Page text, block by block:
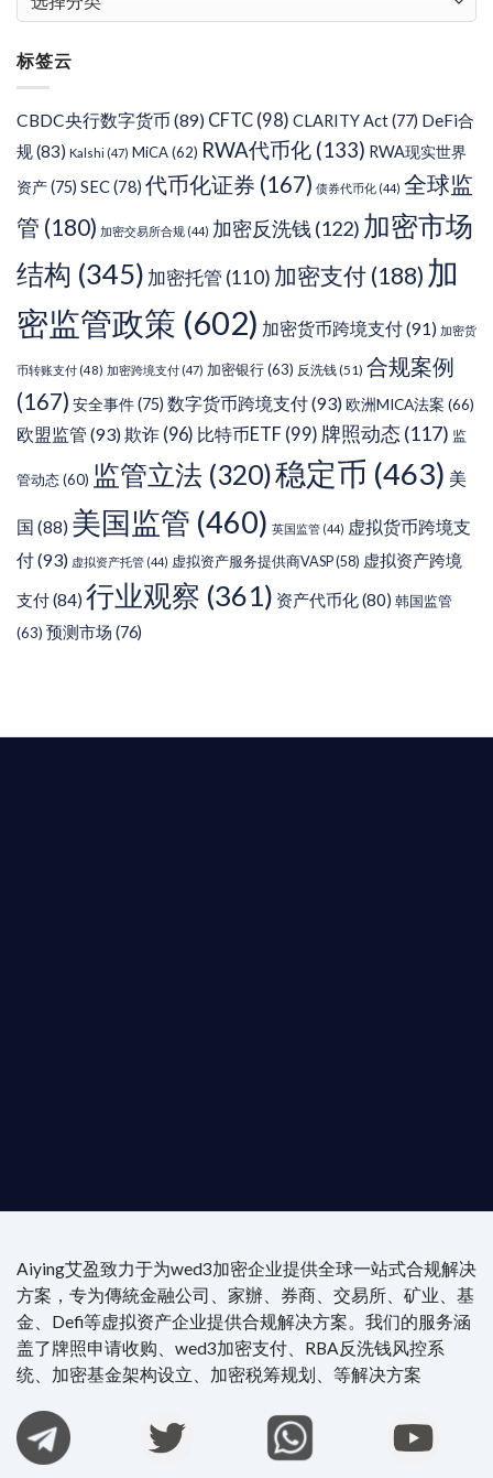
类
标签云
CBDC央行数字货币 (89) CFTC (98) CLARITY Act(77) DeFi合
规(83) Kalshi (47) MiCA(62) RWA代币化 (133) RWA现实世界
资产(75) SEC(78) 代币化证券 (167) 债券代币化 (44) 全球监
管 (180) 加密交易所合规 (44) 加密反洗钱 (122) 加密市场
结构 (345) 加密托管 (110) 加密支付 (188) 加
密监管政策 (602) 加密货币跨境支付(91) 加密货
币转账支付 (48) 加密跨境支付 (47) 加密银行(63) 反洗钱(51) 合规案例
(167) 安全事件(75) 数字货币跨境支付(93)欧洲MICA法案 (66)
欧盟监管 (93)欺诈 (96) 比特币ETF (99) 牌照动态 (117) 监
管动态(60) 监管立法 (320)稳定币 (463) 美
国 (88) 美国监管 (460) 英国监管 (44) 虚拟货币跨境支
付(93) 虚拟资产托管 (44) 虚拟资产服务提供商VASP(58) 虚拟资产跨境
支付(84) 行业观察 (361) 资产代币化(80) 韩国监管
(63) 预测市场 (76)
Aiying艾盈致力于为wed3加密企业提供全球一站式合规解决
方案，专为傳統金融公司、家辦、券商、交易所、矿业、基
金、Defi等虚拟资产企业提供合规解决方案。我们的服务涵
盖了牌照申请收购、wed3加密支付、RBA反洗钱风控系
统、加密基金架构设立、加密税筹规划、等解决方案